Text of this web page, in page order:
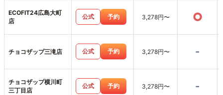
ECOFIT24広島大町
店
公式 予約 3,278円〜 ○
チョコザップ三滝店 公式 予約 3,278円〜 -
チョコザップ横川町
三丁目店
公式 予約 3,278円〜 -